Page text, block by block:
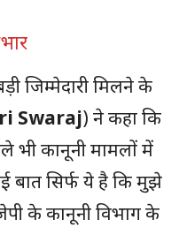
जिम्मेदारी मिलने के
Swaraj) ने कहा कि
भी कानूनी मामलों में
बात सिर्फ ये है कि मुझे
के कानूनी विभाग के